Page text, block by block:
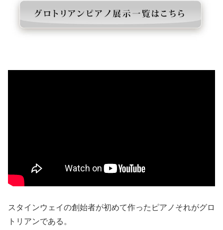
スタインウェイの創始者が初めて作ったピアノそれがグロ
トリアンである。